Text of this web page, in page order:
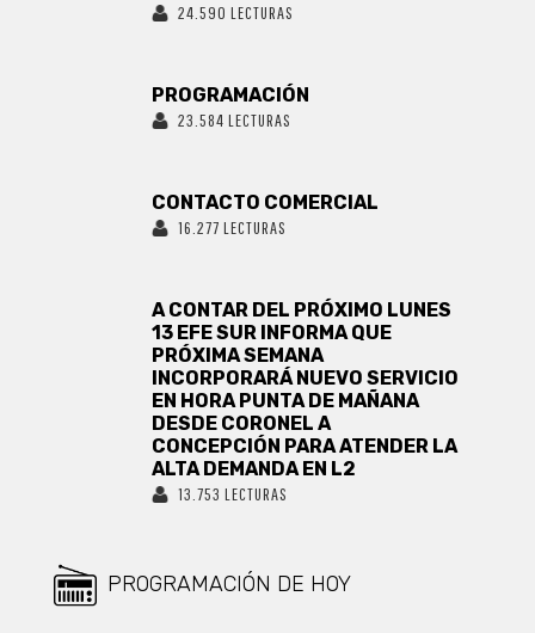
24.590 LECTURAS
PROGRAMACIÓN
23.584 LECTURAS
CONTACTO COMERCIAL
16.277 LECTURAS
A CONTAR DEL PRÓXIMO LUNES
13 EFE SUR INFORMA QUE
PRÓXIMA SEMANA
INCORPORARÁ NUEVO SERVICIO
EN HORA PUNTA DE MAÑANA
DESDE CORONEL A
CONCEPCIÓN PARA ATENDER LA
ALTA DEMANDA EN L2
13.753 LECTURAS
PROGRAMACIÓN DE HOY